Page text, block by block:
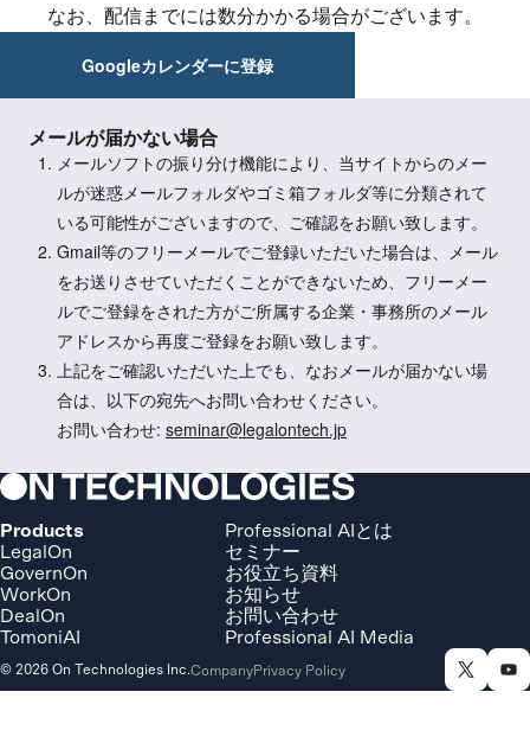
なお、配信までには数分かかる場合がございます。
Googleカレンダーに登録
メールが届かない場合
メールソフトの振り分け機能により、当サイトからのメー
ルが迷惑メールフォルダやゴミ箱フォルダ等に分類されて
いる可能性がございますので、ご確認をお願い致します。
Gmail等のフリーメールでご登録いただいた場合は、メール
をお送りさせていただくことができないため、フリーメー
ルでご登録をされた方がご所属する企業・事務所のメール
アドレスから再度ご登録をお願い致します。
上記をご確認いただいた上でも、なおメールが届かない場
合は、以下の宛先へお問い合わせください。
お問い合わせ: seminar@legalontech.jp
Products
LegalOn
GovernOn
WorkOn
DealOn
TomoniAI
Professional AIとは
セミナー
お役立ち資料
お知らせ
お問い合わせ
Professional AI Media
© 2026 On Technologies Inc.CompanyPrivacy Policy